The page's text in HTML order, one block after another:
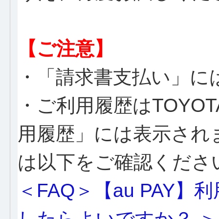
【ご注意】
・「請求書支払い」
・ご利用履歴は
用履歴」には表示さ
は以下をご確認くださ
＜FAQ＞【au PAY】